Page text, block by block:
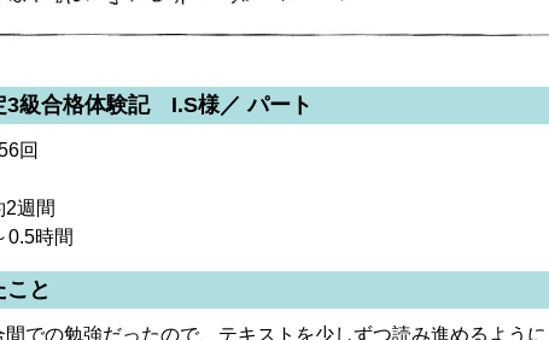
3級合格体験記 I.S様／ パート
回
2週間
0.5時間
と
での勉強だったので、テキストを少しずつ読み進めるよう